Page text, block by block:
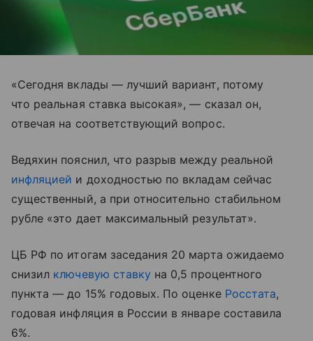
«Сегодня вклады — лучший вариант, потому
что реальная ставка высокая», — сказал он,
отвечая на соответствующий вопрос.
Ведяхин пояснил, что разрыв между реальной
инфляцией и доходностью по вкладам сейчас
существенный, а при относительно стабильном
рубле «это дает максимальный результат».
ЦБ РФ по итогам заседания 20 марта ожидаемо
снизил ключевую ставку на 0,5 процентного
пункта — до 15% годовых. По оценке Росстата,
годовая инфляция в России в январе составила
6%.